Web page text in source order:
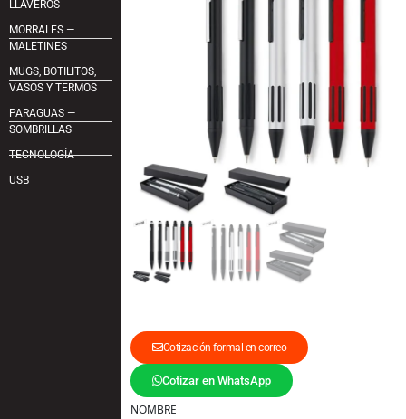
LLAVEROS
MORRALES —
MALETINES
MUGS, BOTILITOS,
VASOS Y TERMOS
PARAGUAS —
SOMBRILLAS
TECNOLOGÍA
USB
Cotización formal en correo
Cotizar en WhatsApp
NOMBRE